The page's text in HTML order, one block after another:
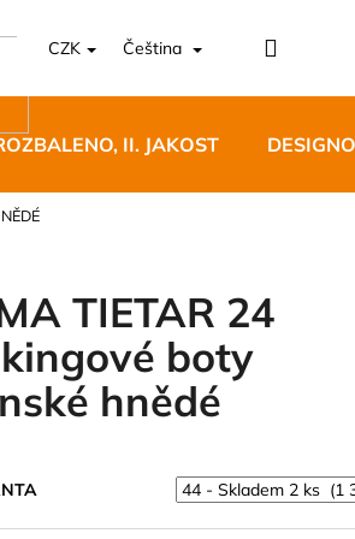
CZK Čeština
II. JAKOST
TIETAR 24
boty
hnědé
BĚŽECKÉ TRAILOVÉ